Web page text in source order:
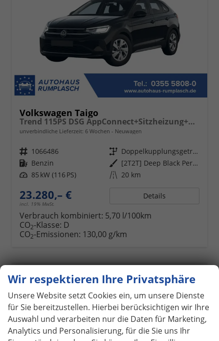
Volkswagen Taigo
Trend 115PS DSG AppConnect+Sitzheizung+PDC+Alu16+LED+DAB+FrontAssist
unverbindliche Lieferzeit: 6 Wochen Neuwagen
Fahrzeugnr. 1066486 Getriebe
Doppelkupplungsgetriebe (DSG)
Kraftstoff Benzin Außenfarbe
[2T2T] Deep Black Perleffekt
Leistung 85 kW (116 PS) Kilometerstand 20 km
23.280,– €
incl. 19% MwSt.
Details
Verbrauch kombiniert: 5,70 l/100km
CO2-Klasse: D
CO2-Emissionen: 130,00 g/km
ab 207,– € mtl.
Wir respektieren Ihre Privatsphäre
Unsere Website setzt Cookies ein, um unsere Dienste
für Sie bereitzustellen. Hierbei berücksichtigen wir Ihre
Auswahl und verarbeiten nur die Daten für Marketing,
Analytics und Personalisierung, für die Sie uns Ihr